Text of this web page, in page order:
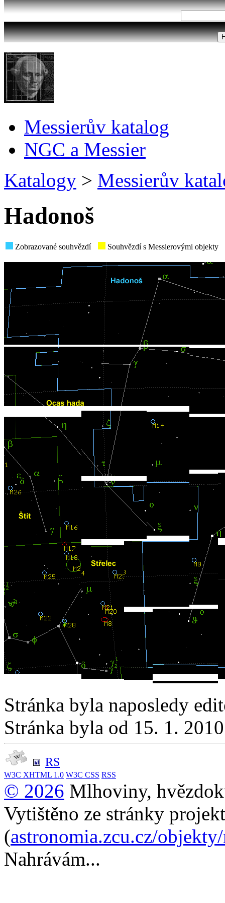
Messierův katalog
NGC a Messier
Katalogy > Messierův
Hadonoš
Zobrazované souhvězdí Souhvězdí s Messierovými objekty
Stránka byla naposledy
Stránka byla od 15. 1.
RS
W3C XHTML 1.0 W3C CSS RSS
© 2026 Mlhoviny,
Vytištěno ze stránky
(astronomia.zcu.cz/
Nahrávám...